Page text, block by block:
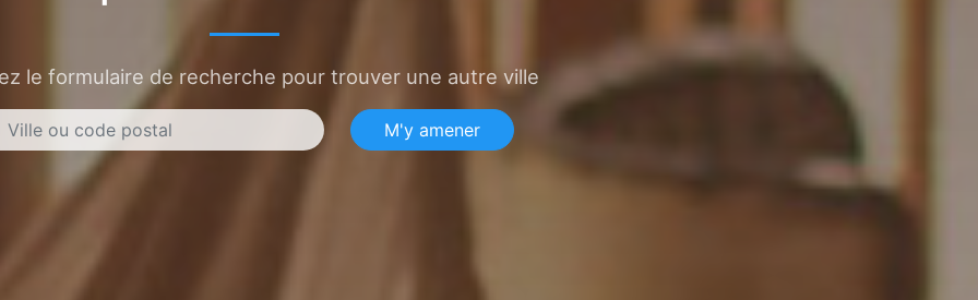
le formulaire de recherche pour trouver une autre ville
M'y amener